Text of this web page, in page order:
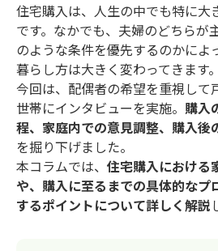
住宅購入は、人生の中でも特に大
です。なかでも、夫婦のどちらが
のような条件を優先するのかによ
暮らし方は大きく変わってきます。
今回は、配偶者の希望を重視して
世帯にインタビューを実施。 購入
程、家庭内での意見調整、購入後
を掘り下げました。
本コラムでは、 住宅購入における
や、購入に至るまでの具体的なプ
するポイントについて詳しく解説